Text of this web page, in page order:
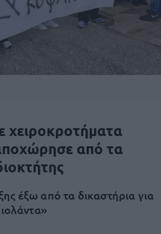
χειροκροτήματα
από τα
έξω από τα δικαστήρια για